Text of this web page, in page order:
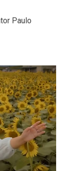
Paulo